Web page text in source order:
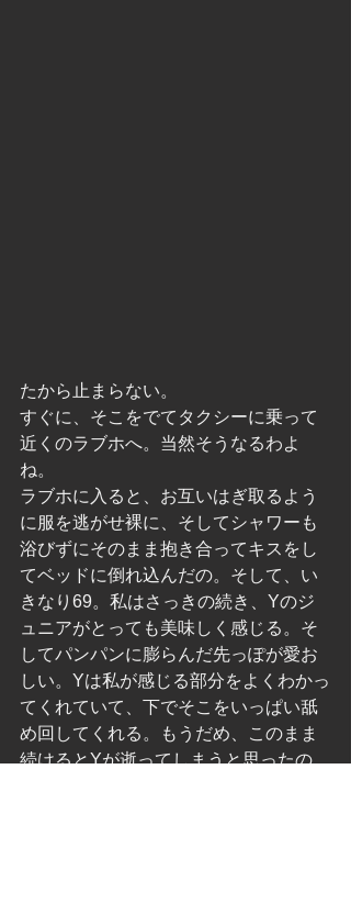
たから止まらない。
すぐに、そこをでてタクシーに乗って
近くのラブホへ。当然そうなるわよ
ね。
ラブホに入ると、お互いはぎ取るよう
に服を逃がせ裸に、そしてシャワーも
浴びずにそのまま抱き合ってキスをし
てベッドに倒れ込んだの。そして、い
きなり69。私はさっきの続き、Yのジ
ュニアがとっても美味しく感じる。そ
してパンパンに膨らんだ先っぽが愛お
しい。Yは私が感じる部分をよくわかっ
てくれていて、下でそこをいっぱい舐
め回してくれる。もうだめ、このまま
続けるとYが逝ってしまうと思ったの